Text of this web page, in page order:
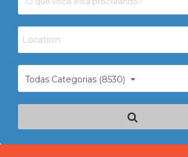
Todas Categorias (8530)